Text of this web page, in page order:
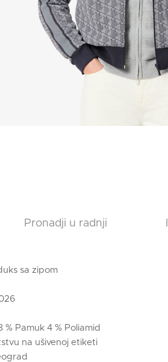
Pronadji u radnji
sa zipom
% Pamuk 4 % Poliamid
na ušivenoj etiketi